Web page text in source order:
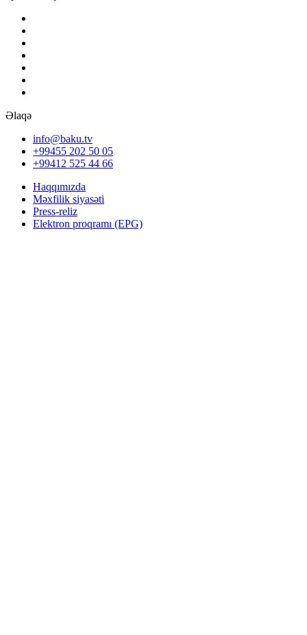
Əlaqə
info@baku.tv
+99455 202 50 05
+99412 525 44 66
Haqqımızda
Məxfilik siyasəti
Press-reliz
Elektron proqramı (EPG)